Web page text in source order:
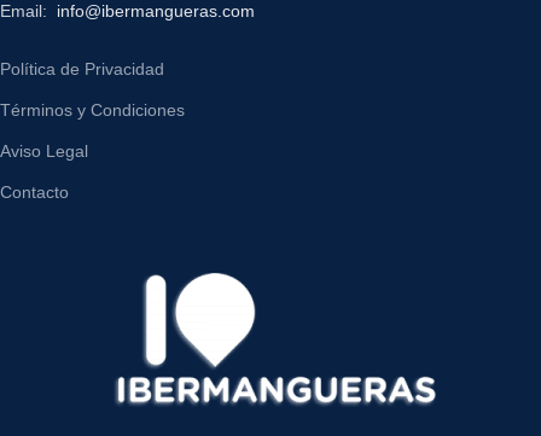
Email: info@ibermangueras.com
Política de Privacidad
Términos y Condiciones
Aviso Legal
Contacto